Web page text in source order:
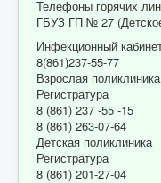
Телефоны горячих
ГБУЗ ГП № 27
Инфекционный
8(861)237-55-77
Взрослая поликлиника
Регистратура
8 (861) 237 -55 -15
8 (861) 263-07-64
Детская поликлиника
Регистратура
8 (861) 201-27-04